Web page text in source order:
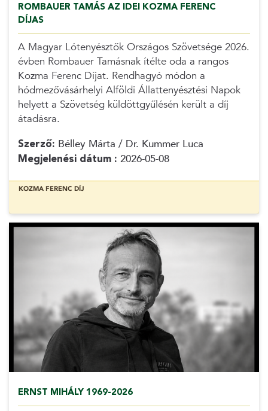
ROMBAUER TAMÁS AZ IDEI KOZMA FERENC
DÍJAS
A Magyar Lótenyésztők Országos Szövetsége 2026.
évben Rombauer Tamásnak ítélte oda a rangos
Kozma Ferenc Díjat. Rendhagyó módon a
hódmezővásárhelyi Alföldi Állattenyésztési Napok
helyett a Szövetség küldöttgyűlésén került a díj
átadásra.
Szerző: Bélley Márta / Dr. Kummer Luca
Megjelenési dátum : 2026-05-08
KOZMA FERENC DÍJ
ERNST MIHÁLY 1969-2026